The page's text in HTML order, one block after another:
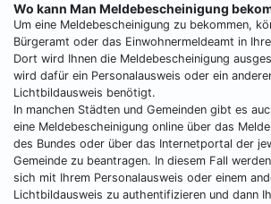
Wo kann Man Meldebescheinigung
Um eine Meldebescheinigung zu bekommen,
Bürgeramt oder das Einwohnermeldeamt in
Dort wird Ihnen die Meldebescheinigung
wird dafür ein Personalausweis oder ein
Lichtbildausweis benötigt.
In manchen Städten und Gemeinden gibt es
eine Meldebescheinigung online über das
des Bundes oder über das Internetportal der
Gemeinde zu beantragen. In diesem Fall
sich mit Ihrem Personalausweis oder einem
Lichtbildausweis zu authentifizieren und dann